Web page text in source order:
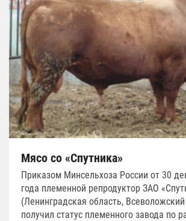
Мясо со «Спутника»
Приказом Минсельхоза России от 30
года племенной репродуктор ЗАО
(Ленинградская область,
получил статус племенного завода по